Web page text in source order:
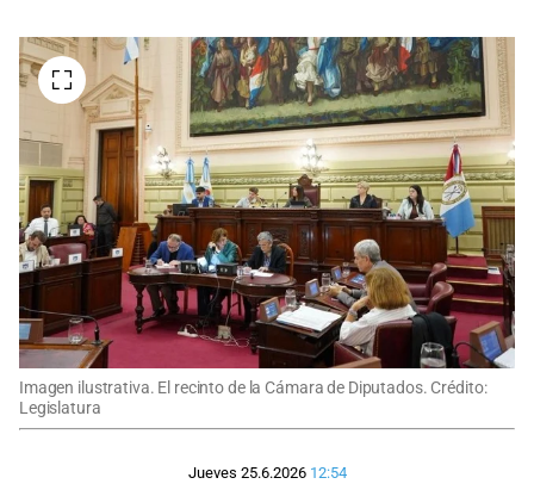
Imagen ilustrativa. El recinto de la Cámara de Diputados. Crédito:
Legislatura
Jueves 25.6.2026 12:54